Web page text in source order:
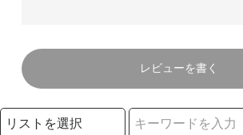
レビューを書く
検索リストの選択